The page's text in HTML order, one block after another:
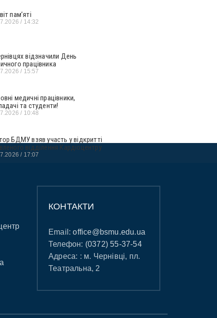
пам’яті
14:32
відзначили День
працівника
15:57
медичні працівники,
та студенти!
10:48
БДМУ взяв участь у відкритті
відділення Кардіоцентру
17:07
КОНТАКТИ
Email:office@bsmu.edu.ua
Телефон: (0372) 55-37-54
Адреса: : м. Чернівці, пл.
Театральна, 2